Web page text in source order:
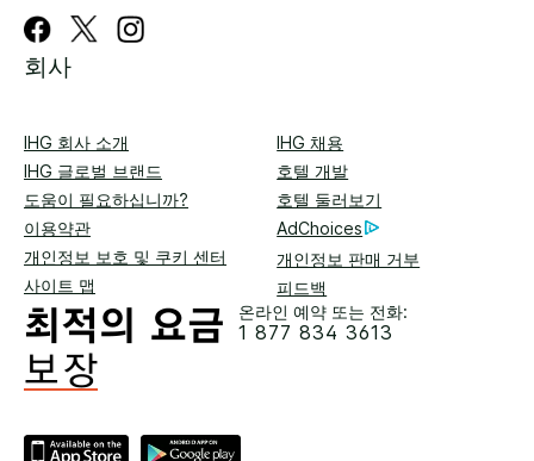
회사
IHG 회사 소개
IHG 채용
IHG 글로벌 브랜드
호텔 개발
도움이 필요하십니까?
호텔 둘러보기
이용약관
AdChoices
개인정보 보호 및 쿠키 센터
개인정보 판매 거부
사이트 맵
피드백
온라인 예약 또는 전화:
1 877 834 3613